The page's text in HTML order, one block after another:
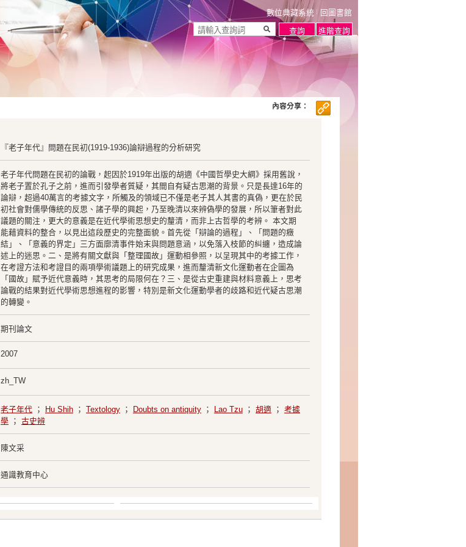
數位典藏系統 回圖書館
『老子年代』問題在民初(1919-1936)論辯過程的分析研究
老子年代問題在民初的論戰，起因於1919年出版的胡適《中國哲學史大綱》採用舊說，
將老子置於孔子之前，進而引發學者質疑，其間自有疑古思潮的背景。只是長達16年的
論辯，超過40萬言的考據文字，所觸及的領域已不僅是老子其人其書的真偽，更在於民
初社會對儒學傳統的反思、諸子學的興起，乃至晚清以來辨偽學的發展，所以筆者對此
議題的關注，更大的意義是在近代學術思想史的釐清，而非上古哲學的考辨。 本文期
能藉資料的整合，以見出這段歷史的完整面貌。首先從「辯論的過程」、「問題的癥
結」、「意義的界定」三方面廓清事件始末與問題意涵，以免落入枝節的糾纏，造成論
述上的迷思。二、是將有關文獻與「整理國故」運動相參照，以呈現其中的考據工作，
在考證方法和考證目的兩項學術議題上的研究成果，進而釐清新文化運動者在企圖為
「國故」賦予近代意義時，其思考的局限何在？三、是從古史重建與材料意義上，思考
論戰的結果對近代學術思想進程的影響，特別是新文化運動學者的歧路和近代疑古思潮
的轉變。
期刊論文
2007
zh_TW
老子年代 ； Hu Shih ； Textology ； Doubts on antiquity ； Lao Tzu ； 胡適 ； 考據
學 ； 古史辨
陳文采
通識教育中心
內容分享：